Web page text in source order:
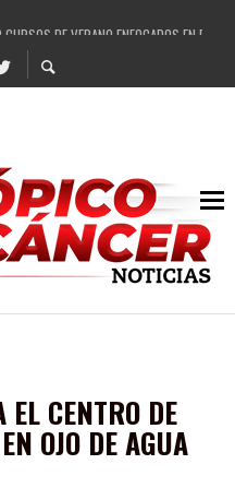
DE VERANO ENFOCADOS EN
COMISARIADOS DE GUADALUPE APOYO A
LA EDUCACIÓN EN LA ZACATECANA
FEMSA GENERAN MÁS DE 3 MIL EMPLEOS
BENEFICIO DIRECTO A GUADALUPE:
ZACATECANA VICTORIA HERNÁNDEZ
A 500 NUEVAS EMPRESARIAS
BENEFICIADAS DEL PROGRAMA
CENTRO DE
OJO DE AGUA